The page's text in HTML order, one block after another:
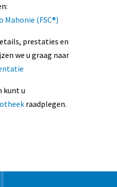
Mahonie (FSC®)
prestaties en
we u graag naar
kunt u
raadplegen.